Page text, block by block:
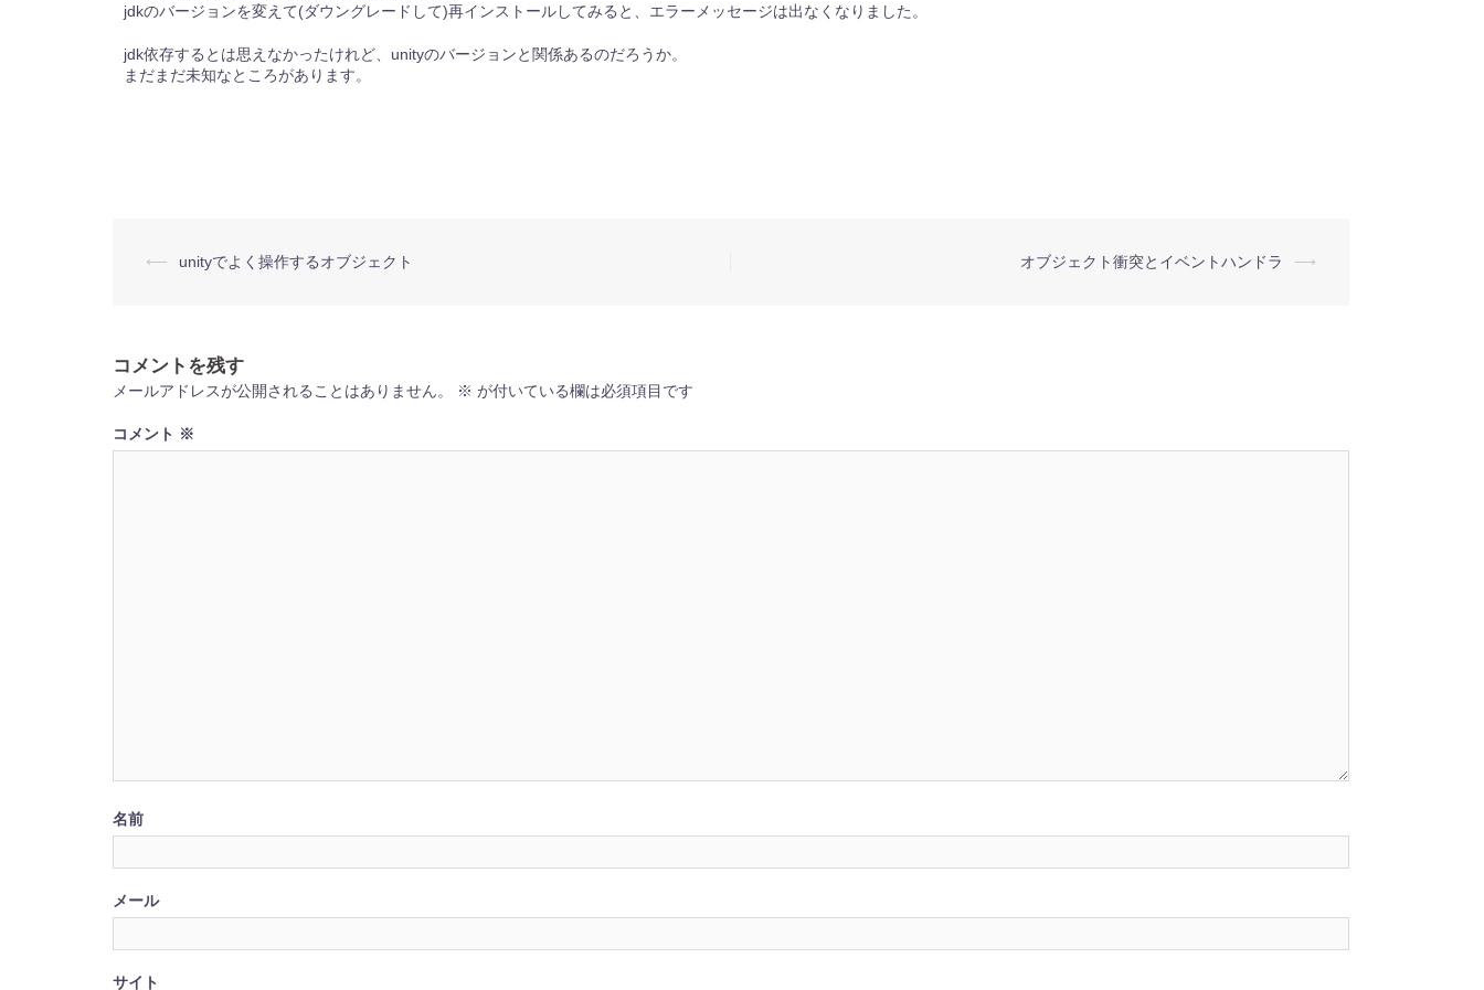
jdkのバージョンを変えて(ダウングレードして)再インストールしてみると、エラーメッセージは出なくなりました。
jdk依存するとは思えなかったけれど、unityのバージョンと関係あるのだろうか。
まだまだ未知なところがあります。
投
シ
ョ
ン
⟵ unityでよく操作するオブジェクト オブジェクト衝突とイベントハンドラ ⟶
コメントを残す
メールアドレスが公開されることはありません。 ※ が付いている欄は必須項目です
コメント ※
名前
メール
サイト